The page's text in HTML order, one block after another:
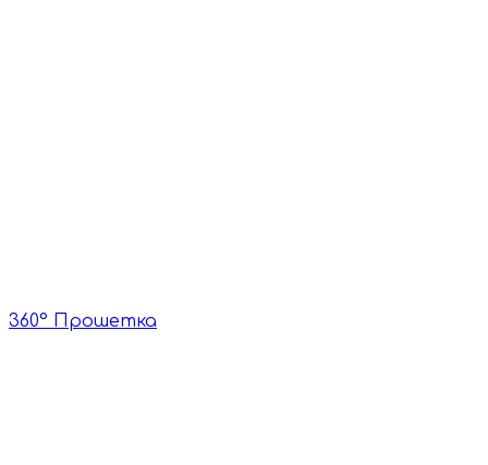
360° Прошетка